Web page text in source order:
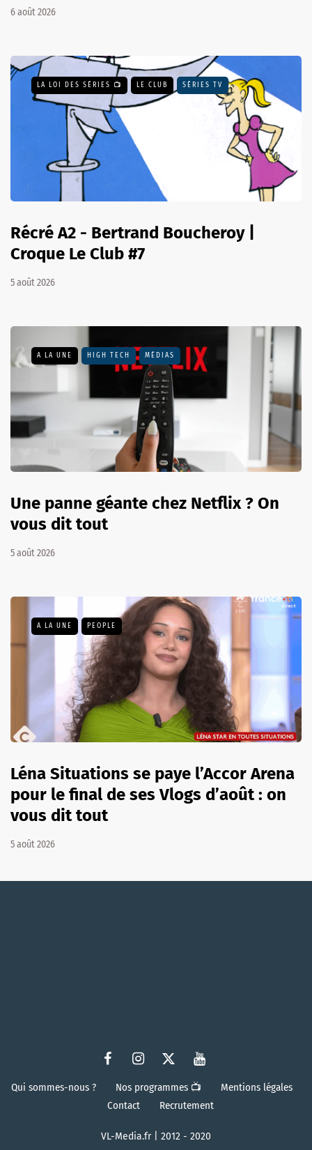
6 août 2026
LA LOI DES SÉRIES 📺 LE CLUB SÉRIES TV
Récré A2 - Bertrand Boucheroy |
Croque Le Club #7
5 août 2026
A LA UNE HIGH TECH MÉDIAS
Une panne géante chez Netflix ? On
vous dit tout
5 août 2026
A LA UNE PEOPLE
Léna Situations se paye l’Accor Arena
pour le final de ses Vlogs d’août : on
vous dit tout
5 août 2026
Qui sommes-nous ? Nos programmes 📺
Mentions légales
Contact
Recrutement
VL-Media.fr | 2012 - 2020